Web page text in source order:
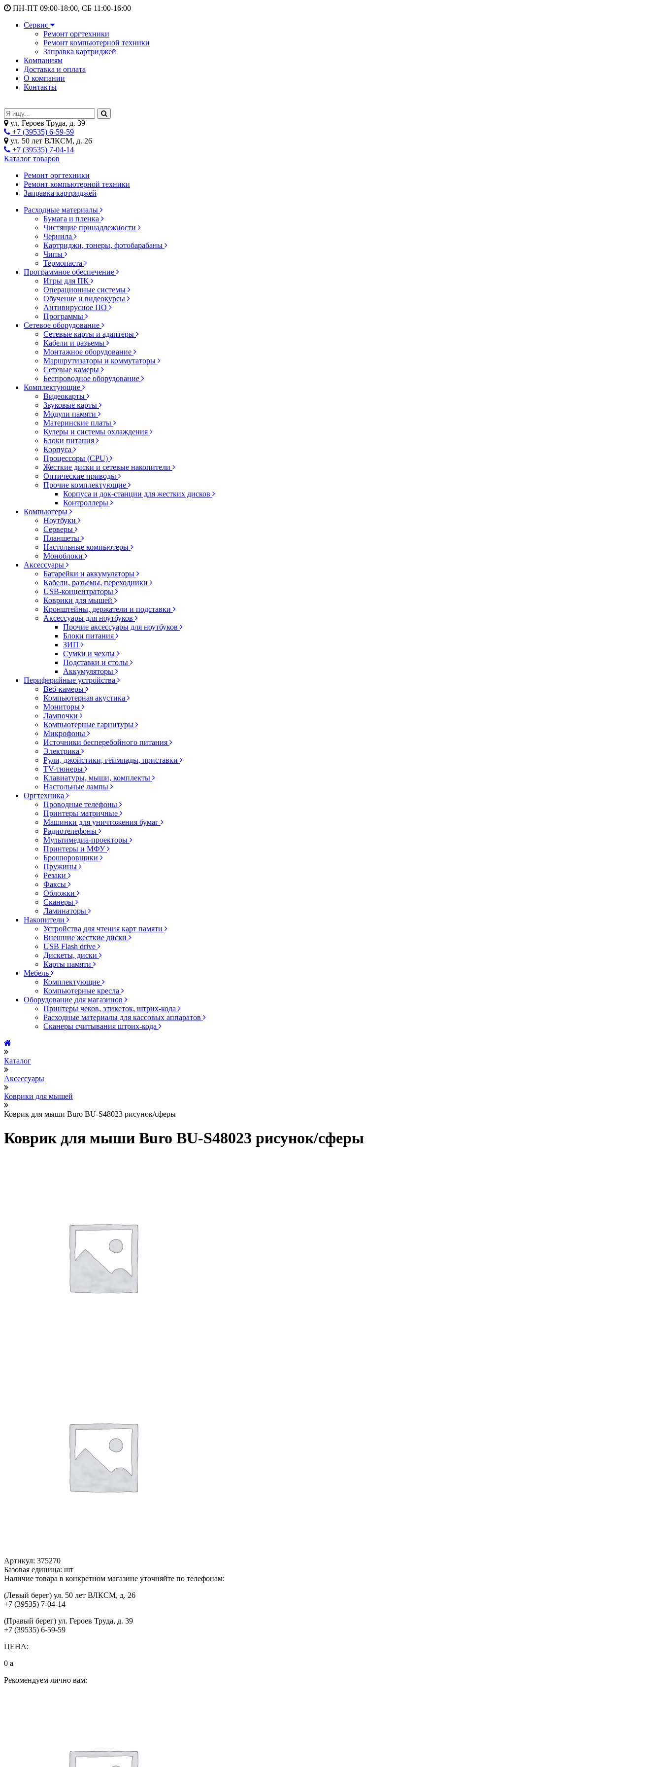
ПН-ПТ 09:00-18:00, СБ 11:00-16:00
Сервис
Ремонт оргтехники
Ремонт компьютерной техники
Заправка картриджей
Компаниям
Доставка и оплата
О компании
Контакты
ул. Героев Труда, д. 39
+7 (39535) 6-59-59
ул. 50 лет ВЛКСМ, д. 26
+7 (39535) 7-04-14
Каталог товаров
Ремонт оргтехники
Ремонт компьютерной техники
Заправка картриджей
Расходные материалы
Бумага и пленка
Чистящие принадлежности
Чернила
Картриджи, тонеры, фотобарабаны
Чипы
Термопаста
Программное обеспечение
Игры для ПК
Операционные системы
Обучение и видеокурсы
Антивирусное ПО
Программы
Сетевое оборудование
Сетевые карты и адаптеры
Кабели и разъемы
Монтажное оборудование
Маршрутизаторы и коммутаторы
Сетевые камеры
Беспроводное оборудование
Комплектующие
Видеокарты
Звуковые карты
Модули памяти
Материнские платы
Кулеры и системы охлаждения
Блоки питания
Корпуса
Процессоры (CPU)
Жесткие диски и сетевые накопители
Оптические приводы
Прочие комплектующие
Корпуса и док-станции для жестких дисков
Контроллеры
Компьютеры
Ноутбуки
Серверы
Планшеты
Настольные компьютеры
Моноблоки
Аксессуары
Батарейки и аккумуляторы
Кабели, разъемы, переходники
USB-концентраторы
Коврики для мышей
Кронштейны, держатели и подставки
Аксессуары для ноутбуков
Прочие аксессуары для ноутбуков
Блоки питания
ЗИП
Сумки и чехлы
Подставки и столы
Аккумуляторы
Периферийные устройства
Веб-камеры
Компьютерная акустика
Мониторы
Лампочки
Компьютерные гарнитуры
Микрофоны
Источники бесперебойного питания
Электрика
Рули, джойстики, геймпады, приставки
TV-тюнеры
Клавиатуры, мыши, комплекты
Настольные лампы
Оргтехника
Проводные телефоны
Принтеры матричные
Машинки для уничтожения бумаг
Радиотелефоны
Мультимедиа-проекторы
Принтеры и МФУ
Брошюровщики
Пружины
Резаки
Факсы
Обложки
Сканеры
Ламинаторы
Накопители
Устройства для чтения карт памяти
Внешние жесткие диски
USB Flash drive
Дискеты, диски
Карты памяти
Мебель
Комплектующие
Компьютерные кресла
Оборудование для магазинов
Принтеры чеков, этикеток, штрих-кода
Расходные материалы для кассовых аппаратов
Сканеры считывания штрих-кода
Каталог
Аксессуары
Коврики для мышей
Коврик для мыши Buro BU-S48023 рисунок/сферы
Коврик для мыши Buro BU-S48023 рисунок/сферы
Артикул: 375270
Базовая единица: шт
Наличие товара в конкретном магазине уточняйте по телефонам:
(Левый берег) ул. 50 лет ВЛКСМ, д. 26
+7 (39535) 7-04-14
(Правый берег) ул. Героев Труда, д. 39
+7 (39535) 6-59-59
ЦЕНА:
0 a
Рекомендуем лично вам: